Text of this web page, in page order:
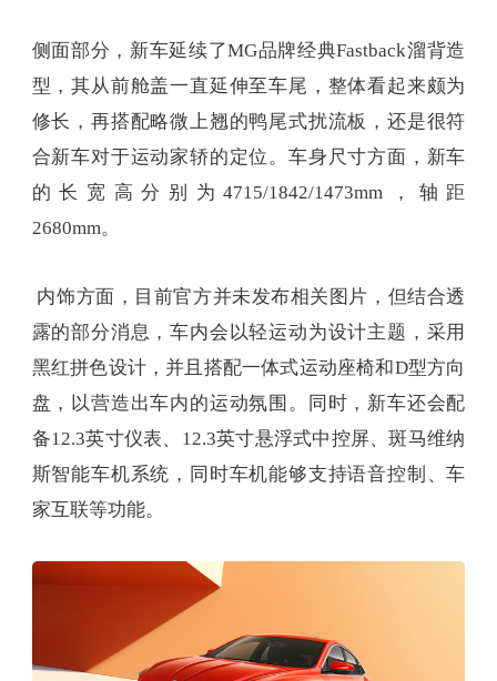
侧面部分，新车延续了MG品牌经典Fastback溜背造
型，其从前舱盖一直延伸至车尾，整体看起来颇为
修长，再搭配略微上翘的鸭尾式扰流板，还是很符
合新车对于运动家轿的定位。车身尺寸方面，新车
的长宽高分别为4715/1842/1473mm，轴距
2680mm。
内饰方面，目前官方并未发布相关图片，但结合透
露的部分消息，车内会以轻运动为设计主题，采用
黑红拼色设计，并且搭配一体式运动座椅和D型方向
盘，以营造出车内的运动氛围。同时，新车还会配
备12.3英寸仪表、12.3英寸悬浮式中控屏、斑马维纳
斯智能车机系统，同时车机能够支持语音控制、车
家互联等功能。